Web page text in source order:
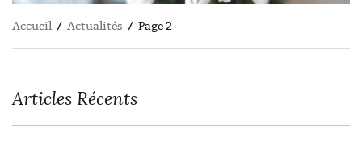
Accueil/ Actualités / Page 2
Articles Récents